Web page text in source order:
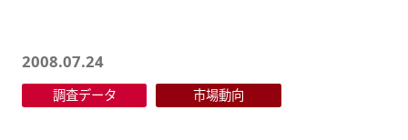
事業所・グループ会社
2008.07.24
調査データ 市場動向